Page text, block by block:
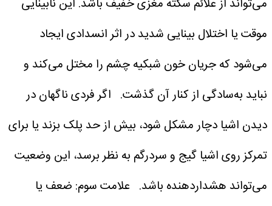
می‌تواند از علائم سکته مغزی خفیف باشد. این نابینایی
موقت یا اختلال بینایی شدید در اثر انسدادی ایجاد
می‌شود که جریان خون شبکیه چشم را مختل می‌کند و
نباید به‌سادگی از کنار آن گذشت. اگر فردی ناگهان در
دیدن اشیا دچار مشکل شود، بیش از حد پلک بزند یا برای
تمرکز روی اشیا گیج و سردرگم به نظر برسد، این وضعیت
می‌تواند هشداردهنده باشد. علامت سوم: ضعف یا